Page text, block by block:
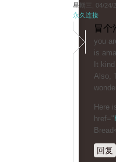
星期三, 04/24/
永久连接
冒个
you
is
It
Also,
Here
href="
回复